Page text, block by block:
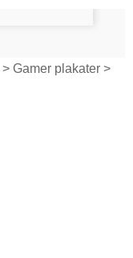
> Gamer plakater >